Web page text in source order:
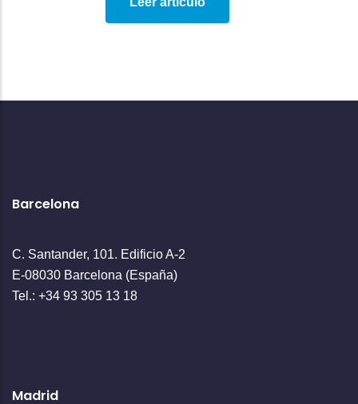
Barcelona
C. Santander, 101. Edificio A-2
E-08030 Barcelona (España)
Tel.: +34 93 305 13 18
Madrid